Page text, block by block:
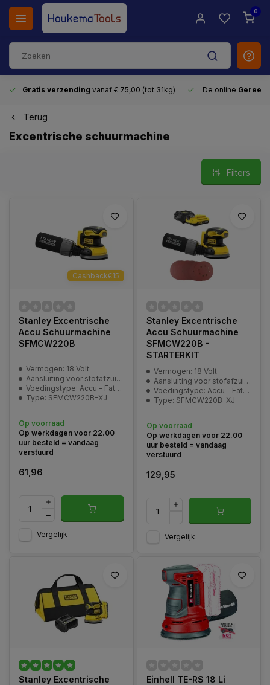
0
Gratis verzending vanaf € 75,00 (tot 31kg) De online
Terug
Excentrische schuurmachine
Filters
Cashback€15
Stanley Excentrische
Accu Schuurmachine
SFMCW220B
Vermogen: 18 Volt
Aansluiting voor stofafzuiging: ja
Voedingstype: Accu - FatMax V20
Type: SFMCW220B-XJ
Op voorraad
Op werkdagen voor 22.00
uur besteld = vandaag
verstuurd
61,96
Vergelijk
Stanley Excentrische
Accu Schuurmachine
SFMCW220B -
STARTERKIT
Vermogen: 18 Volt
Aansluiting voor stofafzuiging: ja
Voedingstype: Accu - FatMax V20
Type: SFMCW220B-XJ
Op voorraad
Op werkdagen voor 22.00
uur besteld = vandaag
verstuurd
129,95
Vergelijk
Stanley Excentrische
Einhell TE-RS 18 Li